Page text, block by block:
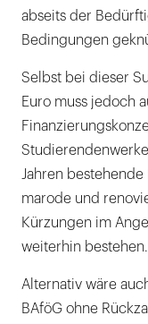
abseits der
Bedingungen
Selbst bei dieser
Euro muss jedoch
Jahren
marode und
Kürzungen im
weiterhin bestehen.
Alternativ wäre
BAföG ohne